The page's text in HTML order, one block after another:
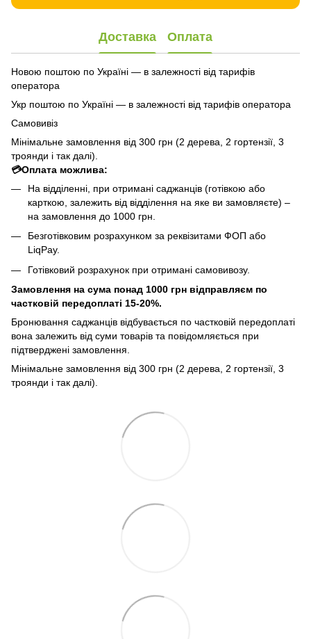
Доставка Оплата
Новою поштою по Україні — в залежності від тарифів
оператора
Укр поштою по Україні — в залежності від тарифів оператора
Самовивіз
Мінімальне замовлення від 300 грн (2 дерева, 2 гортензії, 3
троянди і так далі).
💳Оплата можлива:
На відділенні, при отримані саджанців (готівкою або
карткою, залежить від відділення на яке ви замовляєте) –
на замовлення до 1000 грн.
Безготівковим розрахунком за реквізитами ФОП або
LiqPay.
Готівковий розрахунок при отримані самовивозу.
Замовлення на сума понад 1000 грн відправляєм по
частковій передоплаті 15-20%.
Бронювання саджанців відбувається по частковій передоплаті
вона залежить від суми товарів та повідомляється при
підтверджені замовлення.
Мінімальне замовлення від 300 грн (2 дерева, 2 гортензії, 3
троянди і так далі).